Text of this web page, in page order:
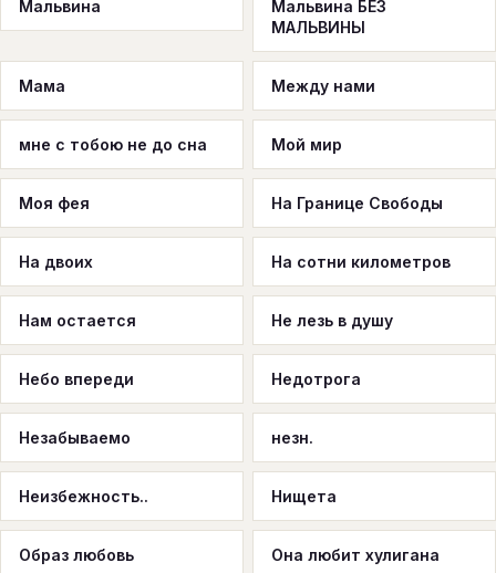
Мальвина
Мальвина БЕЗ
МАЛЬВИНЫ
Мама Между нами
мне с тобою не до сна Мой мир
Моя фея На Границе Свободы
На двоих На сотни километров
Нам остается Не лезь в душу
Небо впереди Недотрога
Незабываемо незн.
Неизбежность.. Нищета
Образ любовь Она любит хулигана